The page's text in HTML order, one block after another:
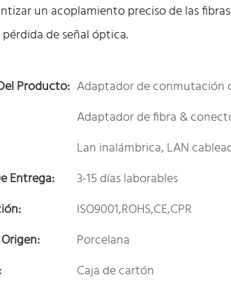
un acoplamiento preciso de las
de señal óptica.
Producto: Adaptador de conmutación
Adaptador de fibra &
Lan inalámbrica, LAN
Entrega:
3-15 días laborables
ISO9001,ROHS,CE,CPR
Porcelana
Caja de cartón